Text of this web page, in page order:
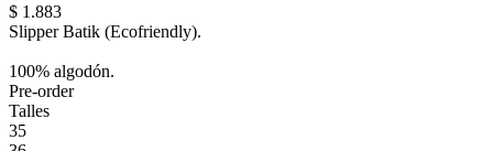
$ 1.883
Slipper Batik (Ecofriendly).
100% algodón.
Pre-order
Talles
35